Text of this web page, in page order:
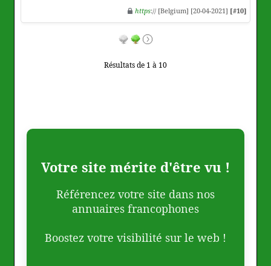
https:// [Belgium] [20-04-2021] [#10]
Résultats de 1 à 10
Votre site mérite d'être vu !
Référencez votre site dans nos
annuaires francophones
Boostez votre visibilité sur le web !